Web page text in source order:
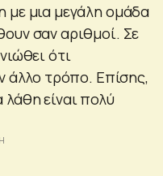
με μια μεγάλη ομάδα
σαν αριθμοί. Σε
ότι
άλλο τρόπο. Επίσης,
είναι πολύ